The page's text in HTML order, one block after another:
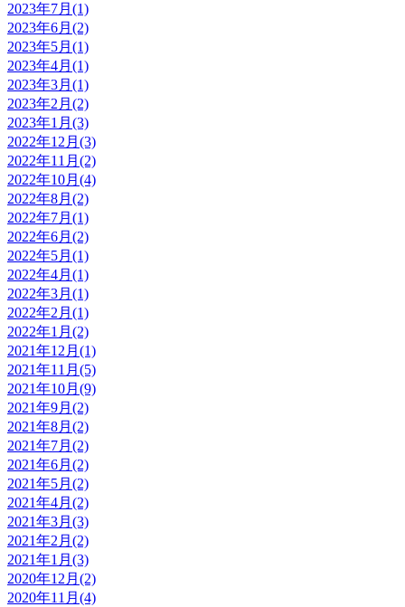
2023年7月(1)
2023年6月(2)
2023年5月(1)
2023年4月(1)
2023年3月(1)
2023年2月(2)
2023年1月(3)
2022年12月(3)
2022年11月(2)
2022年10月(4)
2022年8月(2)
2022年7月(1)
2022年6月(2)
2022年5月(1)
2022年4月(1)
2022年3月(1)
2022年2月(1)
2022年1月(2)
2021年12月(1)
2021年11月(5)
2021年10月(9)
2021年9月(2)
2021年8月(2)
2021年7月(2)
2021年6月(2)
2021年5月(2)
2021年4月(2)
2021年3月(3)
2021年2月(2)
2021年1月(3)
2020年12月(2)
2020年11月(4)